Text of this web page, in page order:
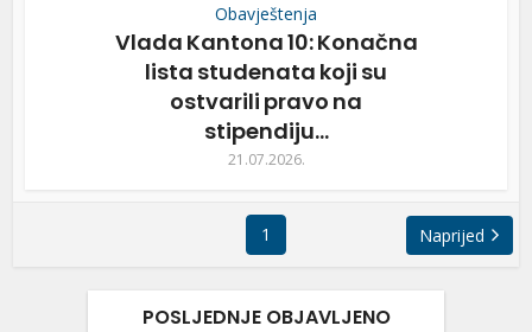
Obavještenja
Vlada Kantona 10: Konačna
lista studenata koji su
ostvarili pravo na
stipendiju...
21.07.2026.
1 Naprijed
POSLJEDNJE OBJAVLJENO